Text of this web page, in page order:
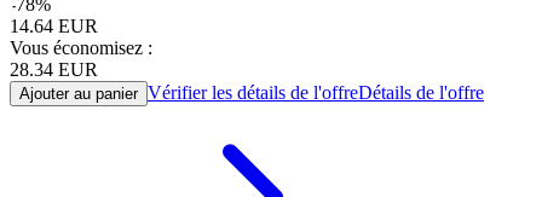
-78%
14.64 EUR
Vous économisez :
28.34 EUR
Ajouter au panier Vérifier les détails de l'offreDétails de l'offre